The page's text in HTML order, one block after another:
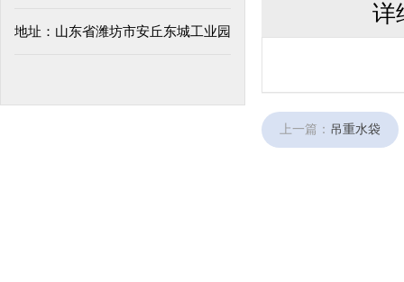
地址：山东省潍坊市安丘东城工业园
详
上一篇： 吊重水袋